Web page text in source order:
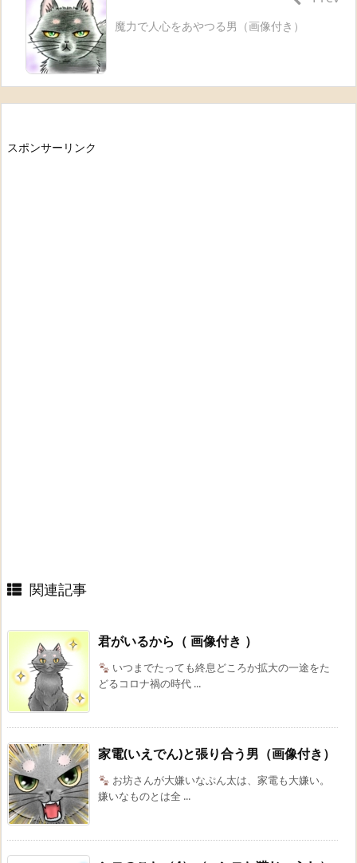
魔力で人心をあやつる男（画像付き）
スポンサーリンク
関連記事
君がいるから（ 画像付き ）
いつまでたっても終息どころか拡大の一途をた
どるコロナ禍の時代 ...
家電(いえでん)と張り合う男（画像付き）
お坊さんが大嫌いなぷん太は、家電も大嫌い。
嫌いなものとは全 ...